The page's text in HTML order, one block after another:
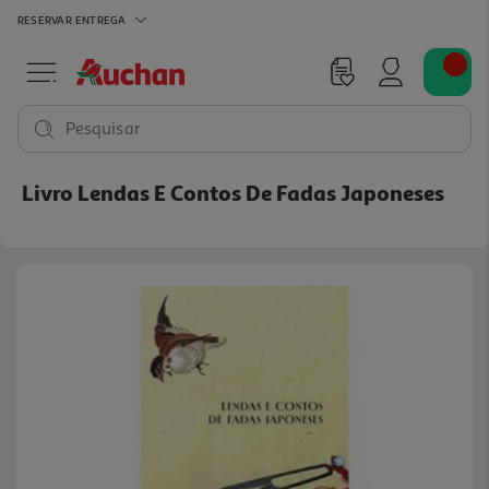
RESERVAR ENTREGA
Pesquisar
Livro Lendas E Contos De Fadas Japoneses